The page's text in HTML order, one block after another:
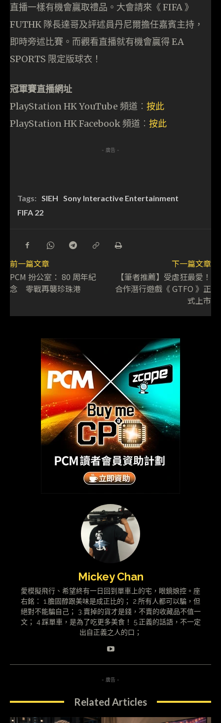
直播一樣有機會贏取禮品。大會請來《 FIFA 》
FUTHK 隊長達哥及評述員丹尼爾擔任嘉賓主持，
即時旁述比賽。而觀看直播就有機會贏得 EA
SPORTS 限定版球衣！
冠軍賽直播網址
PlayStation HK YouTube 頻道︰ 按此
PlayStation HK Facebook 頻道︰ 按此
- 廣告 -
Tags: SIEH Sony Interactive Entertainment
FIFA 22
前一篇文章
PCM 扮公室： 80 周年紀
念 零戰再襲珍珠港
下一篇文章
【筆者推薦】受虐狂最愛！
合作潛行遊戲《 GTFO 》正
式上市
Mickey Chan
愛模擬飛行、希望終有一日回到單車上的宅，眼鏡娘控。座
右銘： 1.膽固醇跟美味是成正比的； 2.所有人都可以騙，但
絕對不能騙自己； 3.賣掉的貨才是錢，不賣的收藏品不值一
文； 4.踩單車，是為了吃更多美食！ 5.正義的話語，不一定
出自正義之人的口；
- 廣告 -
Related Articles